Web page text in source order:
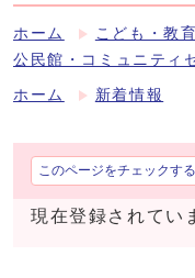
ホーム こども・教育
公民館・コミュニティ
ホーム 新着情報
このページをチェックする
現在登録されてい